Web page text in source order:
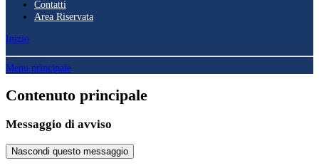
Contatti
Area Riservata
Inizio
Menu principale
Contenuto principale
Messaggio di avviso
Nascondi questo messaggio